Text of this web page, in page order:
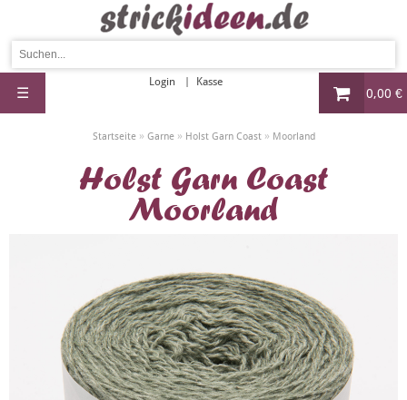
0,00 €
Login Kasse
☰
Startseite» Garne» Holst Garn Coast» Moorland
Holst Garn Coast
Moorland